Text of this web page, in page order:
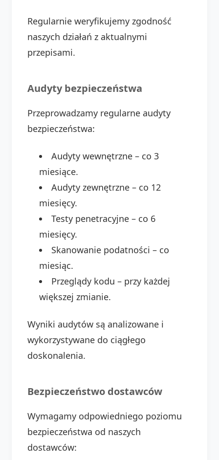
Regularnie weryfikujemy zgodność
naszych działań z aktualnymi
przepisami.
Audyty bezpieczeństwa
Przeprowadzamy regularne audyty
bezpieczeństwa:
Audyty wewnętrzne – co 3
miesiące.
Audyty zewnętrzne – co 12
miesięcy.
Testy penetracyjne – co 6
miesięcy.
Skanowanie podatności – co
miesiąc.
Przeglądy kodu – przy każdej
większej zmianie.
Wyniki audytów są analizowane i
wykorzystywane do ciągłego
doskonalenia.
Bezpieczeństwo dostawców
Wymagamy odpowiedniego poziomu
bezpieczeństwa od naszych
dostawców: